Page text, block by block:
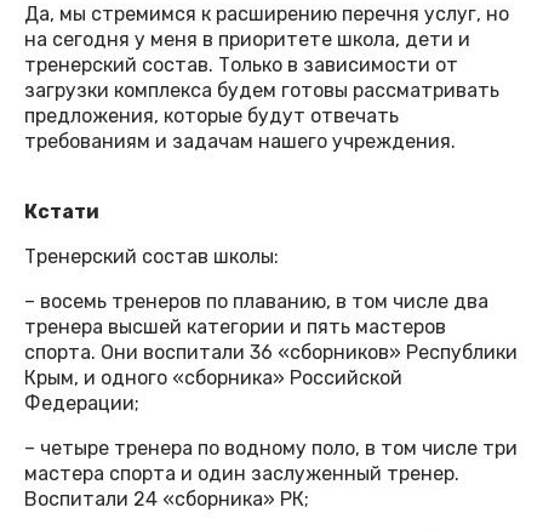
Да, мы стремимся к расширению перечня услуг, но
на сегодня у меня в приоритете школа, дети и
тренерский состав. Только в зависимости от
загрузки комплекса будем готовы рассматривать
предложения, которые будут отвечать
требованиям и задачам нашего учреждения.
Кстати
Тренерский состав школы:
– восемь тренеров по плаванию, в том числе два
тренера высшей категории и пять мастеров
спорта. Они воспитали 36 «сборников» Республики
Крым, и одного «сборника» Российской
Федерации;
– четыре тренера по водному поло, в том числе три
мастера спорта и один заслуженный тренер.
Воспитали 24 «сборника» РК;